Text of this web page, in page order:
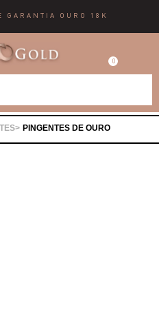
GARANTIA OURO 18K
0
PINGENTES DE OURO